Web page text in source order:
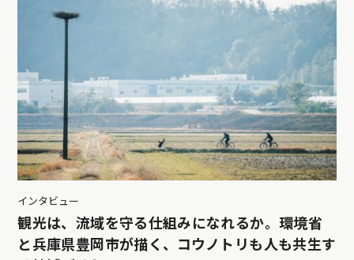
インタビュー
観光は、流域を守る仕組みになれるか。環境省
と兵庫県豊岡市が描く、コウノトリも人も共生す